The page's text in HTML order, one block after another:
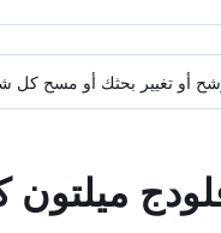
أو تغيير بحثك أو مسح كل